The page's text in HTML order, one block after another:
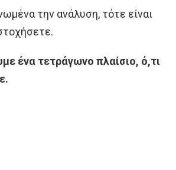
την ανάλυση, τότε είναι
ένα τετράγωνο πλαίσιο, ό,τι